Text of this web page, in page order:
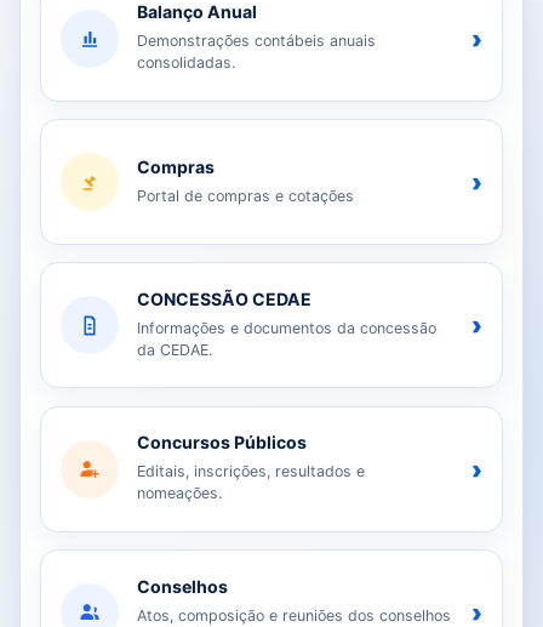
Balanço Anual
Demonstrações contábeis anuais
consolidadas.
›
Compras
Portal de compras e cotações ›
CONCESSÃO CEDAE
Informações e documentos da concessão
da CEDAE.
›
Concursos Públicos
Editais, inscrições, resultados e
nomeações.
›
Conselhos
Atos, composição e reuniões dos conselhos
›